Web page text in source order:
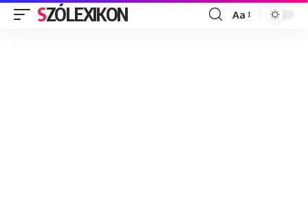
SZÓLEXIKON
Font
Aa